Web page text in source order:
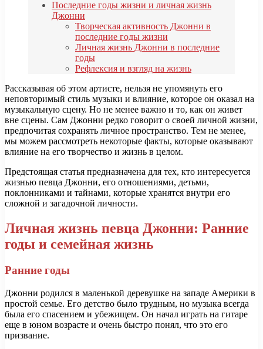
Последние годы жизни и личная жизнь
Джонни
Творческая активность Джонни в
последние годы жизни
Личная жизнь Джонни в последние
годы
Рефлексия и взгляд на жизнь
Рассказывая об этом артисте, нельзя не упомянуть его
неповторимый стиль музыки и влияние, которое он оказал на
музыкальную сцену. Но не менее важно и то, как он живет
вне сцены. Сам Джонни редко говорит о своей личной жизни,
предпочитая сохранять личное пространство. Тем не менее,
мы можем рассмотреть некоторые факты, которые оказывают
влияние на его творчество и жизнь в целом.
Предстоящая статья предназначена для тех, кто интересуется
жизнью певца Джонни, его отношениями, детьми,
поклонниками и тайнами, которые хранятся внутри его
сложной и загадочной личности.
Личная жизнь певца Джонни: Ранние
годы и семейная жизнь
Ранние годы
Джонни родился в маленькой деревушке на западе Америки в
простой семье. Его детство было трудным, но музыка всегда
была его спасением и убежищем. Он начал играть на гитаре
еще в юном возрасте и очень быстро понял, что это его
призвание.